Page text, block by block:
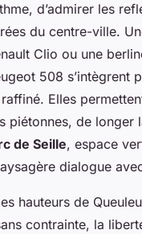
d’admirer les
du centre-ville.
Clio ou une
508 s’intègrent
Elles
piétonnes, de longer
de Seille, espace
dialogue
hauteurs de
contrainte, la